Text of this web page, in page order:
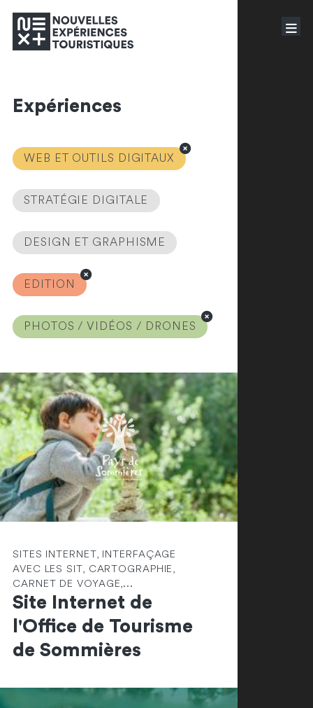
Expériences
WEB ET OUTILS DIGITAUX
STRATÉGIE DIGITALE
DESIGN ET GRAPHISME
EDITION
PHOTOS / VIDÉOS / DRONES
SITES INTERNET, INTERFAÇAGE
AVEC LES SIT, CARTOGRAPHIE,
CARNET DE VOYAGE,...
Site Internet de
l'Office de Tourisme
de Sommières